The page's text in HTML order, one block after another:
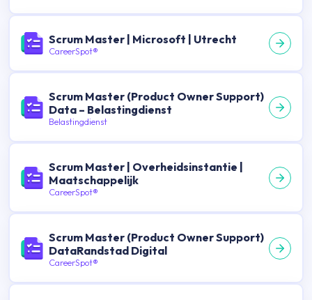
Scrum Master | Microsoft | Utrecht
CareerSpot®
Scrum Master (Product Owner Support)
Data – Belastingdienst
Belastingdienst
Scrum Master | Overheidsinstantie |
Maatschappelijk
CareerSpot®
Scrum Master (Product Owner Support)
DataRandstad Digital
CareerSpot®